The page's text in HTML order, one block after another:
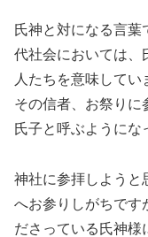
氏神と対になる言
代社会においては、
人たちを意味して
その信者、お祭りに
氏子と呼ぶようにな
神社に参拝しようと
へお参りしがちです
ださっている氏神様